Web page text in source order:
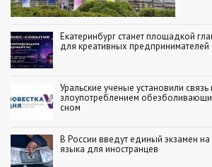
Екатеринбург станет площадкой
для креативных предпринимателей
Уральские ученые установили
злоупотреблением
сном
В России введут единый экзамен на
языка для иностранцев